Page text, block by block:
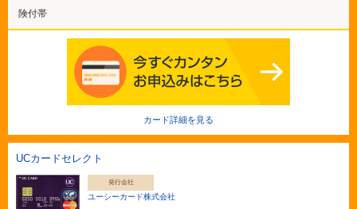
険付帯
カード詳細を見る
UCカードセレクト
発行会社
ユーシーカード株式会社